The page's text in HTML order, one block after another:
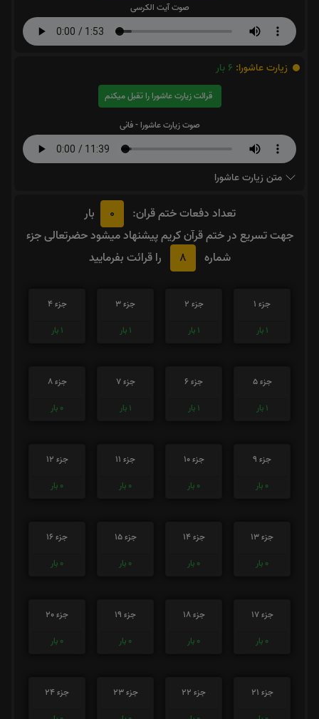
صوت آیت الکرسی
زیارت عاشورا: 6 بار
قرائت زیارت عاشورا را تقبل میکنم
صوت زیارت عاشورا - فانی
متن زیارت عاشورا
تعداد دفعات ختم قران: 0
بار
جهت تسریع در ختم قرآن کریم پیشنهاد میشود حضرتعالی جزء
شماره
8 را قرائت بفرمایید
جزء 1
1 بار
جزء 2
1 بار
جزء 3
1 بار
جزء 4
1 بار
جزء 5
1 بار
جزء 6
1 بار
جزء 7
1 بار
جزء 8
0 بار
جزء 9
0 بار
جزء 10
0 بار
جزء 11
0 بار
جزء 12
0 بار
جزء 13
0 بار
جزء 14
0 بار
جزء 15
0 بار
جزء 16
0 بار
جزء 17
0 بار
جزء 18
0 بار
جزء 19
0 بار
جزء 20
0 بار
جزء 21
جزء 22
جزء 23
جزء 24